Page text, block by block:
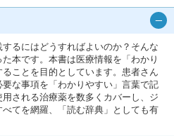
するにはどうすればよいのか？そんな
本です。本書は医療情報を「わかり
ことを目的としています。患者さん
な事項を「わかりやすい」言葉で記
される治療薬を数多くカバーし、ジ
てを網羅、「読む辞典」としても有